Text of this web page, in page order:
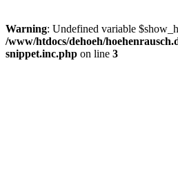
Warning: Undefined variable
/www/htdocs/dehoeh/
snippet.inc.php on line 3